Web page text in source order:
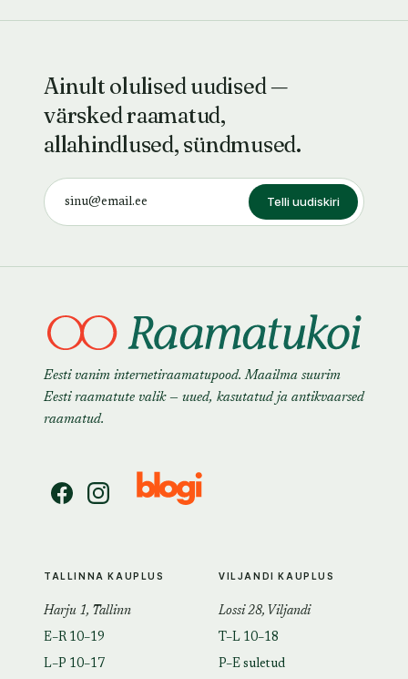
Ainult olulised uudised —
värsked raamatud,
allahindlused, sündmused.
Telli uudiskiri
Eesti vanim internetiraamatupood. Maailma suurim
Eesti raamatute valik — uued, kasutatud ja antikvaarsed
raamatud.
TALLINNA KAUPLUS
Harju 1, Tallinn
E–R 10–19
L–P 10–17
VILJANDI KAUPLUS
Lossi 28, Viljandi
T–L 10–18
P–E suletud